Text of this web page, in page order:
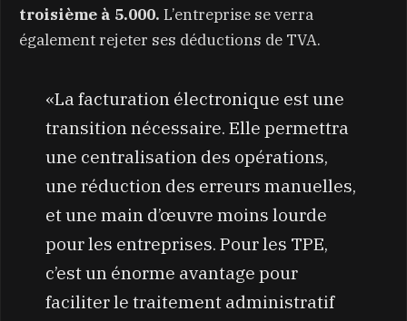
troisième à 5.000. L’entreprise se verra
également rejeter ses déductions de TVA.
«La facturation électronique est une
transition nécessaire. Elle permettra
une centralisation des opérations,
une réduction des erreurs manuelles,
et une main d’œuvre moins lourde
pour les entreprises. Pour les TPE,
c’est un énorme avantage pour
faciliter le traitement administratif